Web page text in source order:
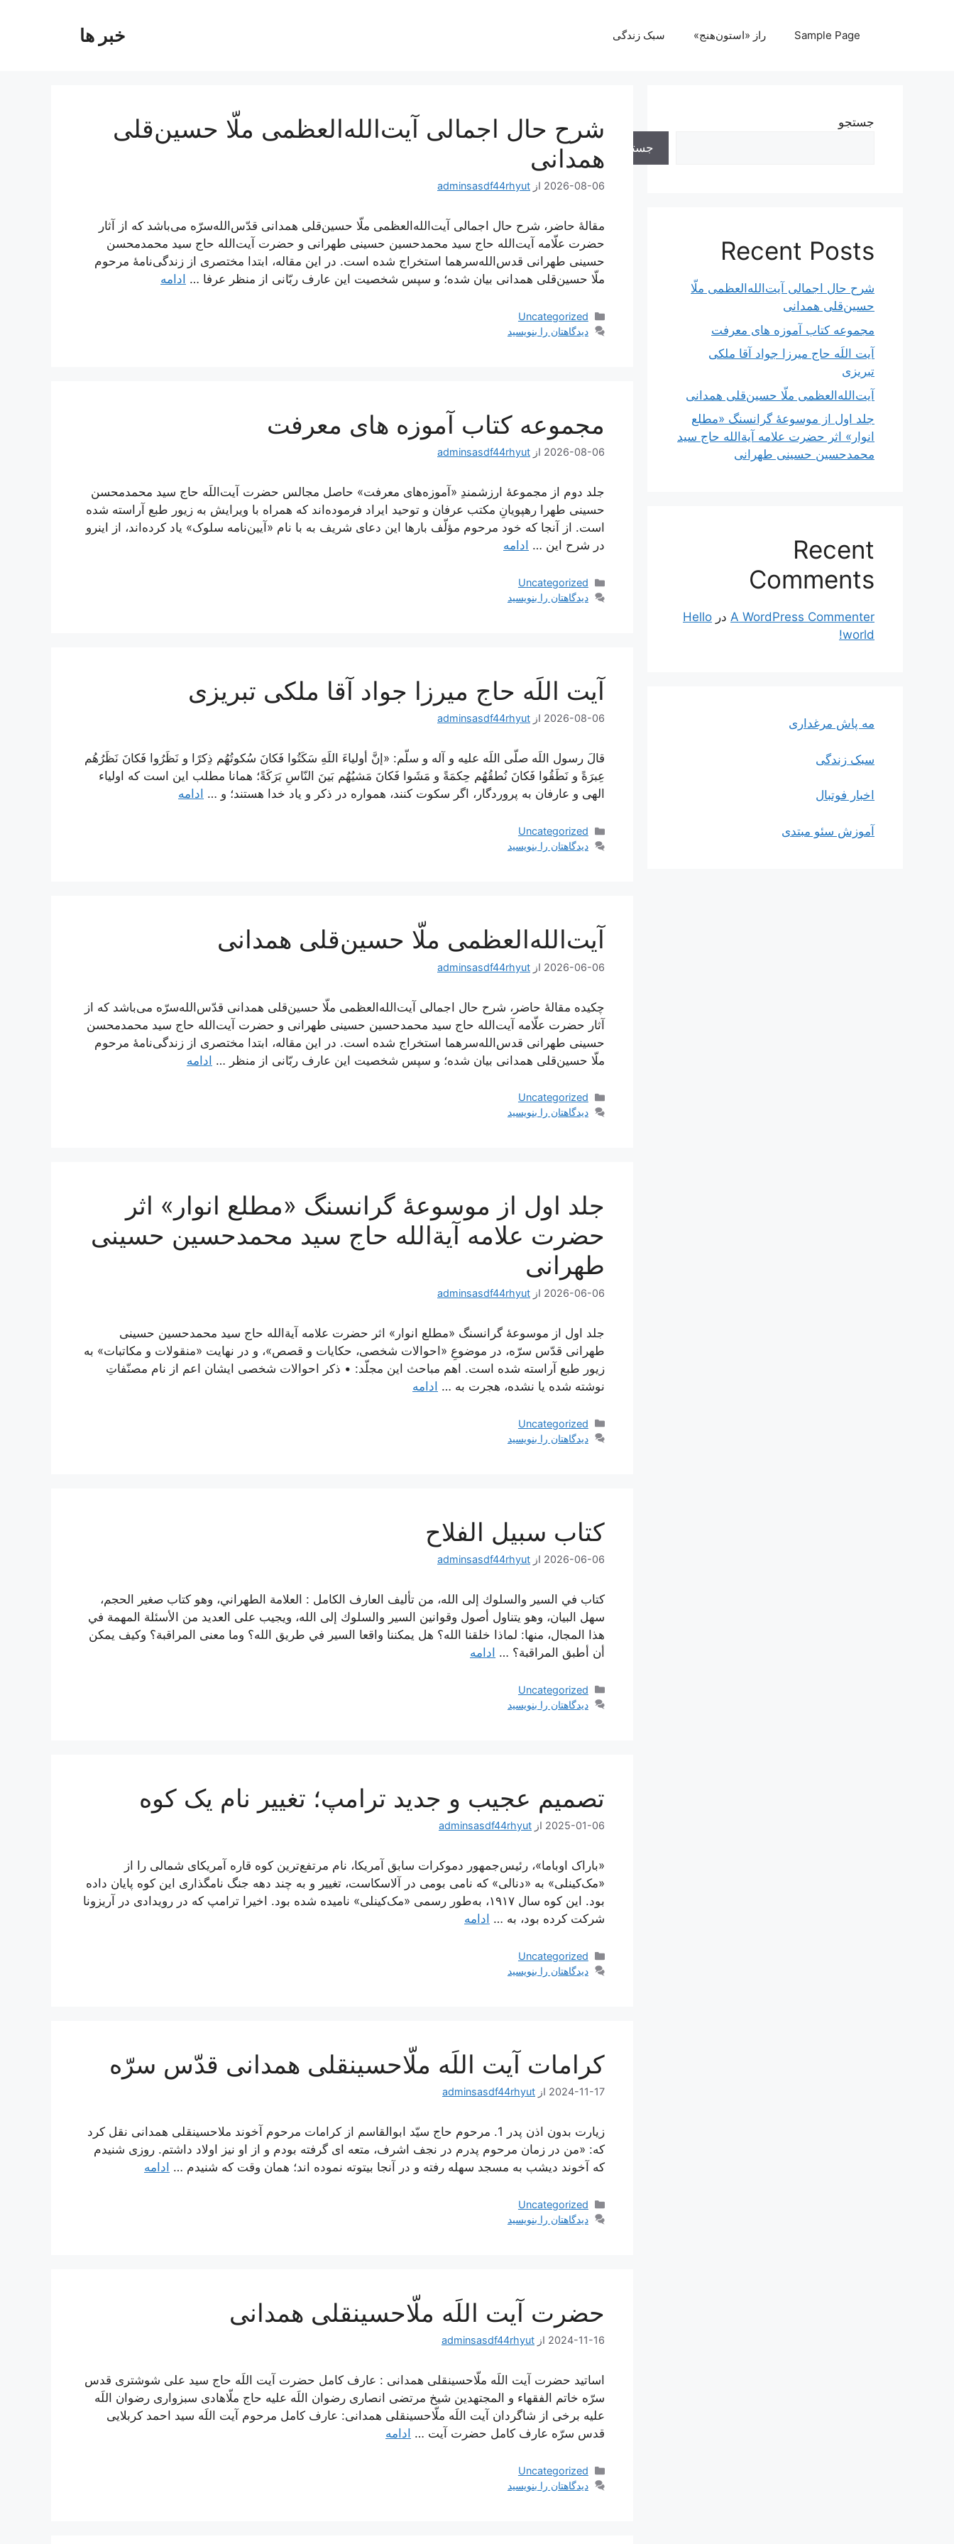
خبر ها Sample Page راز «استون‌هنج» سبک زندگی
شرح حال اجمالی آیت‌الله‌العظمی ملّا حسین‌قلی
همدانی
2026-08-06 از adminsasdf44rhyut
مقالۀ حاضر، شرح حال اجمالی آیت‌الله‌العظمی ملّا حسین‌قلی همدانی قدّس‌الله‌سرّه می‌باشد که از آثار
حضرت علّامه آیت‌الله حاج سید محمدحسین حسینی طهرانی و حضرت آیت‌الله حاج سید محمدمحسن
حسینی طهرانی قدس‌الله‌سرهما استخراج شده است. در این مقاله، ابتدا مختصری از زندگی‌نامۀ مرحوم
ملّا حسین‌قلی همدانی بیان شده؛ و سپس شخصیت این عارف ربّانی از منظر عرفا … ادامه
دسته‌ها
Uncategorized
دیدگاهتان را بنویسید
مجموعه کتاب آموزه های معرفت
2026-08-06 از adminsasdf44rhyut
جلد دوم از مجموعۀ ارزشمندِ «آموزه‌های معرفت» حاصل مجالس حضرت آیت‌اللَه حاج سید محمدمحسن
حسینی طهرا رهپویانِ مکتب عرفان و توحید ایراد فرموده‌اند که همراه با ویرایش به زیور طبع آراسته شده
است. از آنجا که خود مرحوم مؤلّف بارها این دعای شریف به با نام «آیین‌نامه سلوک» یاد کرده‌اند، از اینرو
در شرح این … ادامه
دسته‌ها
Uncategorized
دیدگاهتان را بنویسید
آیت اللَه حاج میرزا جواد آقا ملکی تبریزی
2026-08-06 از adminsasdf44rhyut
قالَ رسول اللَه صلّى اللَه عليه و آله و سلّم: «إنَّ أولياءَ اللَهِ سَكَتُوا فَكانَ سُكوتُهُم ذِكرًا و نَظَرُوا فَكانَ نَظَرُهُم
عِبرَةً و نَطَقُوا فَكانَ نُطقُهُم حِكمَةً و مَشَوا فَكانَ مَشيُهُم بَينَ النّاسِ بَرَكَةً؛ همانا مطلب اين است كه اولياء
الهى و عارفان به پروردگار، اگر سكوت كنند، همواره در ذكر و ياد خدا هستند؛ و … ادامه
دسته‌ها
Uncategorized
دیدگاهتان را بنویسید
آیت‌الله‌العظمی ملّا حسین‌قلی همدانی
2026-06-06 از adminsasdf44rhyut
چکیده مقالۀ حاضر، شرح حال اجمالی آیت‌الله‌العظمی ملّا حسین‌قلی همدانی قدّس‌الله‌سرّه می‌باشد که از
آثار حضرت علّامه آیت‌الله حاج سید محمدحسین حسینی طهرانی و حضرت آیت‌الله حاج سید محمدمحسن
حسینی طهرانی قدس‌الله‌سرهما استخراج شده است. در این مقاله، ابتدا مختصری از زندگی‌نامۀ مرحوم
ملّا حسین‌قلی همدانی بیان شده؛ و سپس شخصیت این عارف ربّانی از منظر … ادامه
دسته‌ها
Uncategorized
دیدگاهتان را بنویسید
جلد اول از موسوعۀ گرانسنگ «مطلع انوار» اثر
حضرت علامه آیة‌الله حاج سید محمدحسین حسینی
طهرانی
2026-06-06 از adminsasdf44rhyut
جلد اول از موسوعۀ گرانسنگ «مطلع انوار» اثر حضرت علامه آیة‌الله حاج سید محمدحسین حسینی
طهرانی قدّس سرّه، در موضوعِ «احوالات شخصی، حکایات و قصص»، و در نهایت «منقولات و مکاتبات» به
زیور طبع آراسته شده است. اهم مباحث این مجلّد: • ذکر احوالات شخصی ایشان اعم از نام مصنّفاتِ
نوشته شده یا نشده، هجرت به … ادامه
دسته‌ها
Uncategorized
دیدگاهتان را بنویسید
كتاب سبيل الفلاح
2026-06-06 از adminsasdf44rhyut
كتاب في السير والسلوك إلى الله، من تأليف العارف الكامل : العلامة الطهراني، وهو كتاب صغير الحجم،
سهل البيان، وهو يتناول أصول وقوانين السير والسلوك إلى الله، ويجيب على العديد من الأسئلة المهمة في
هذا المجال، منها: لماذا خلقنا الله؟ هل يمكننا واقعا السير في طريق الله؟ وما معنى المراقبة؟ وكيف يمكن
أن أطبق المراقبة؟ … ادامه
دسته‌ها
Uncategorized
دیدگاهتان را بنویسید
تصمیم عجیب و جدید ترامپ؛ تغییر نام یک کوه
2025-01-06 از adminsasdf44rhyut
«باراک اوباما»، رئیس‌جمهور دموکرات سابق آمریکا، نام مرتفع‌ترین کوه قاره آمریکای شمالی را از
«مک‌کینلی» به «دنالی» که نامی بومی در آلاسکاست، تغییر و به چند دهه جنگ نامگذاری این کوه پایان داده
بود. این کوه سال ۱۹۱۷، به‌طور رسمی «مک‌کینلی» نامیده شده بود. اخیرا ترامپ که در رویدادی در آریزونا
شرکت کرده بود، به … ادامه
دسته‌ها
Uncategorized
دیدگاهتان را بنویسید
کرامات آیت اللَه ملّاحسینقلی همدانی قدّس سرّه
2024-11-17 از adminsasdf44rhyut
زیارت بدون اذن پدر 1. مرحوم حاج سيّد ابوالقاسم از كرامات مرحوم آخوند ملاحسينقلى همدانى نقل كرد
كه: «من در زمان مرحوم پدرم در نجف اشرف، متعه‏ اى گرفته بودم و از او نيز اولاد داشتم. روزى شنيدم
كه آخوند ديشب به مسجد سهله رفته و در آنجا بيتوته نموده‏ اند؛ همان وقت كه شنيدم … ادامه
دسته‌ها
Uncategorized
دیدگاهتان را بنویسید
حضرت آیت اللَه ملّاحسینقلی همدانی
2024-11-16 از adminsasdf44rhyut
اساتید حضرت آیت اللَه ملّاحسینقلی همدانی : عارف کامل حضرت آیت اللَه حاج سید علی شوشتری قدس
سرّه خاتم الفقهاء و المجتهدین شیخ مرتضی انصاری رضوان اللَه علیه حاج ملّاهادی سبزواری رضوان اللَه
علیه برخی از شاگردان آیت اللَه ملّاحسینقلی همدانی: عارف کامل مرحوم آیت اللَه سيد احمد كربلايى
قدس سرّه عارف کامل حضرت آیت … ادامه
دسته‌ها
Uncategorized
دیدگاهتان را بنویسید
جستجو
جستجو
Recent Posts
شرح حال اجمالی آیت‌الله‌العظمی ملّا
حسین‌قلی همدانی
مجموعه کتاب آموزه های معرفت
آیت اللَه حاج میرزا جواد آقا ملکی
تبریزی
آیت‌الله‌العظمی ملّا حسین‌قلی همدانی
جلد اول از موسوعۀ گرانسنگ «مطلع
انوار» اثر حضرت علامه آیة‌الله حاج سید
محمدحسین حسینی طهرانی
Recent
Comments
A WordPress Commenter در Hello
world!
مه پاش مرغداری
سبک زندگی
اخبار فوتبال
آموزش سئو مبتدی